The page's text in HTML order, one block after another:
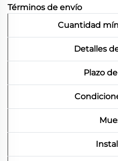
Términos de envío
Cuantidad
Detalles
Plazo